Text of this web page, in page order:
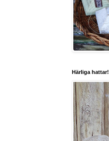
Härliga hattar!